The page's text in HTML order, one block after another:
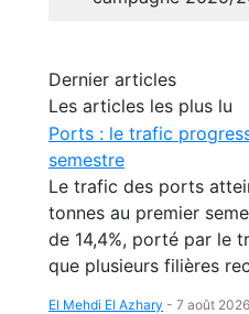
Dernier articles
Les articles les plus lu
Ports : le trafic
semestre
Le trafic des ports
tonnes au premier
de 14,4%, porté par le
que plusieurs filières
El Mehdi El Azhary - 7 août 2026